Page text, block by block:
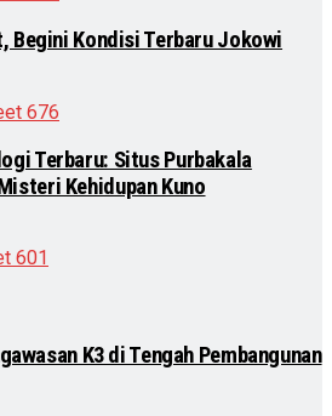
Begini Kondisi Terbaru Jokowi
676
Terbaru: Situs Purbakala
Kehidupan Kuno
601
K3 di Tengah Pembangunan